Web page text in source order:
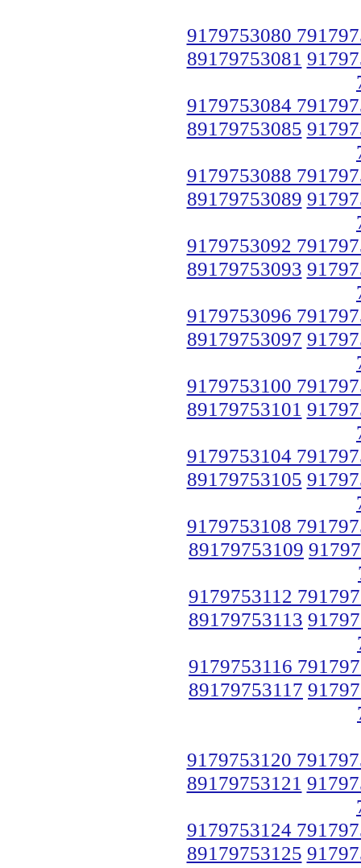
9179753080
89179753081
9179753084
89179753085
9179753088
89179753089
9179753092
89179753093
9179753096
89179753097
9179753100
89179753101
9179753104
89179753105
9179753108
89179753109
9179753112
89179753113
9179753116
89179753117
9179753120
89179753121
9179753124
89179753125